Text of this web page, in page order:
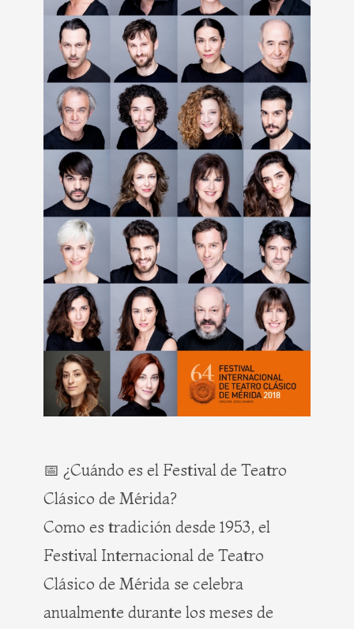
📅 ¿Cuándo es el Festival de Teatro
Clásico de Mérida?
Como es tradición desde 1953, el
Festival Internacional de Teatro
Clásico de Mérida se celebra
anualmente durante los meses de